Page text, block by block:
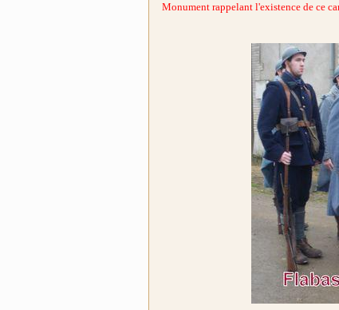
Monument rappelant l'existence de ce